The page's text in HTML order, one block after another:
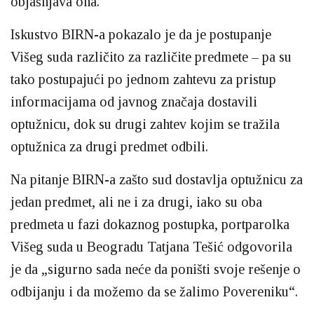
Iskustvo BIRN-a pokazalo je da je postupanje
Višeg suda različito za različite predmete – pa su
tako postupajući po jednom zahtevu za pristup
informacijama od javnog značaja dostavili
optužnicu, dok su drugi zahtev kojim se tražila
optužnica za drugi predmet odbili.
Na pitanje BIRN-a zašto sud dostavlja optužnicu za
jedan predmet, ali ne i za drugi, iako su oba
predmeta u fazi dokaznog postupka, portparolka
Višeg suda u Beogradu Tatjana Tešić odgovorila
je da „sigurno sada neće da poništi svoje rešenje o
odbijanju i da možemo da se žalimo Povereniku“.